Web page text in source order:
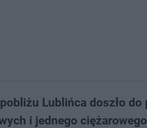
Lublińca doszło
i jednego